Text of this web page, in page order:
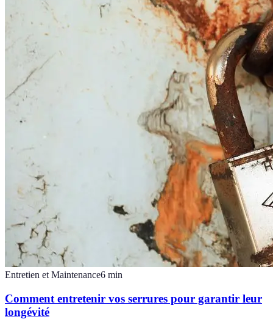
Entretien et Maintenance6 min
Comment entretenir vos serrures pour garantir leur
longévité